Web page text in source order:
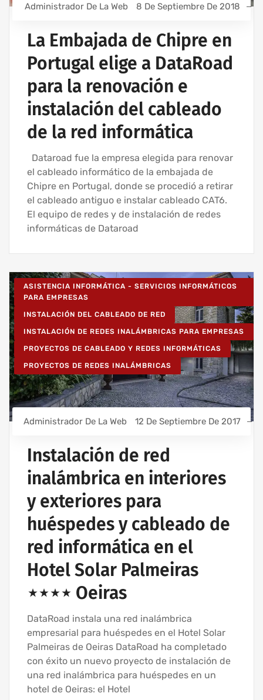
Administrador De La Web 8 De Septiembre De 2018
La Embajada de Chipre en
Portugal elige a DataRoad
para la renovación e
instalación del cableado
de la red informática
Dataroad fue la empresa elegida para renovar
el cableado informático de la embajada de
Chipre en Portugal, donde se procedió a retirar
el cableado antiguo e instalar cableado CAT6.
El equipo de redes y de instalación de redes
informáticas de Dataroad
ASISTENCIA INFORMÁTICA - SERVICIOS INFORMÁTICOS
PARA EMPRESAS
INSTALACIÓN DEL CABLEADO DE RED
INSTALACIÓN DE REDES INALÁMBRICAS PARA EMPRESAS
PROYECTOS DE CABLEADO Y REDES INFORMÁTICAS
PROYECTOS DE REDES INALÁMBRICAS
Administrador De La Web 12 De Septiembre De 2017
Instalación de red
inalámbrica en interiores
y exteriores para
huéspedes y cableado de
red informática en el
Hotel Solar Palmeiras
⋆⋆⋆⋆ Oeiras
DataRoad instala una red inalámbrica
empresarial para huéspedes en el Hotel Solar
Palmeiras de Oeiras DataRoad ha completado
con éxito un nuevo proyecto de instalación de
una red inalámbrica para huéspedes en un
hotel de Oeiras: el Hotel